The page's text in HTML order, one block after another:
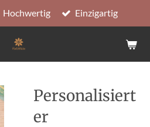
Hochwertig Einzigartig
Personalisiert
er